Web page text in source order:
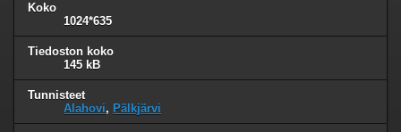
Koko
1024*635
Tiedoston koko
145 kB
Tunnisteet
Alahovi, Pälkjärvi